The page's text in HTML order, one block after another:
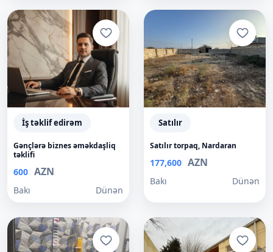
İş təklif edirəm
Gənçlərə biznes əməkdaşliq
təklifi
600 AZN
Bakı Dünən
Satılır
Satılır torpaq, Nardaran
177,600 AZN
Bakı Dünən